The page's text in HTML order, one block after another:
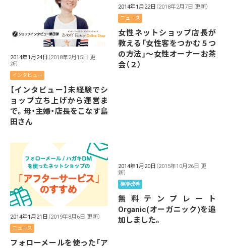
2014年1月24日 （2018年2月15日 更
新）
インタビュー
【インタビュー】未経験でシ
ョップ立ち上げから運営ま
で。母・主婦・店長をこなす島
田さん
2014年1月22日 （2018年2月7日 更新）
ニュース
女性ネットショップ店長が
教える「女性客をつかむ５つ
の方法」～女性オーナーお茶
会（２）
2014年1月21日 （2019年8月6日 更新）
ニュース
フォローメールを使った「ア
2014年1月20日 （2015年10月26日 更
新）
機能改善
無料テンプレート
Organic(オーガニック)を追
加しました。